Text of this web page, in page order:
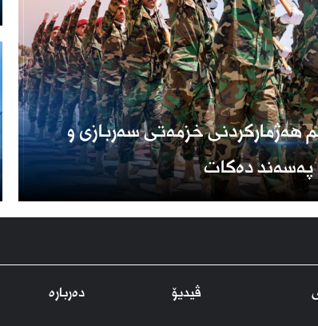
هەژمارکردنی خزمەتی سەربازی و
دەکات
ڤیدیۆ
دەربارە